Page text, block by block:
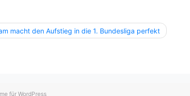
macht den Aufstieg in die 1. Bundesliga perfekt
für WordPress